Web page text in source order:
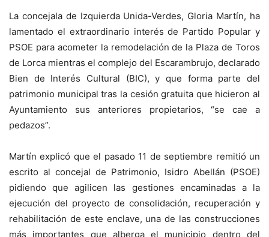
La concejala de Izquierda Unida-Verdes, Gloria Martín, ha
lamentado el extraordinario interés de Partido Popular y
PSOE para acometer la remodelación de la Plaza de Toros
de Lorca mientras el complejo del Escarambrujo, declarado
Bien de Interés Cultural (BIC), y que forma parte del
patrimonio municipal tras la cesión gratuita que hicieron al
Ayuntamiento sus anteriores propietarios, “se cae a
pedazos”.
Martín explicó que el pasado 11 de septiembre remitió un
escrito al concejal de Patrimonio, Isidro Abellán (PSOE)
pidiendo que agilicen las gestiones encaminadas a la
ejecución del proyecto de consolidación, recuperación y
rehabilitación de este enclave, una de las construcciones
más importantes que alberga el municipio dentro del